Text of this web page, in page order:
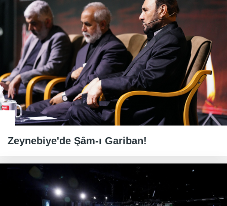
Zeynebiye'de Şâm-ı Gariban!